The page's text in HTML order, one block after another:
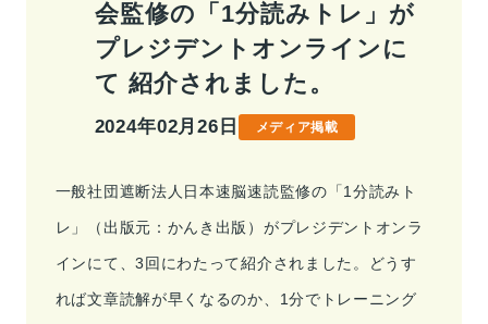
事業情報
事業情報トップ
高校・大学事業
カンパニー
学習塾事業
カンパニー
企業情報
企業情報トップ
役員紹介
沿革
お問い合わせ
お問い合わせトップ
会監修の「1分読みトレ」が
プレジデントオンラインに
て 紹介されました。
2024年02月26日 メディア掲載
一般社団遮断法人日本速脳速読監修の「1分読みト
レ」（出版元：かんき出版）がプレジデントオンラ
インにて、3回にわたって紹介されました。どうす
れば文章読解が早くなるのか、1分でトレーニング